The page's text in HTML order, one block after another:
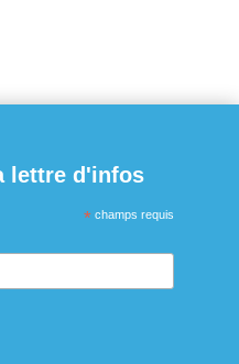
lettre d'infos
* champs requis